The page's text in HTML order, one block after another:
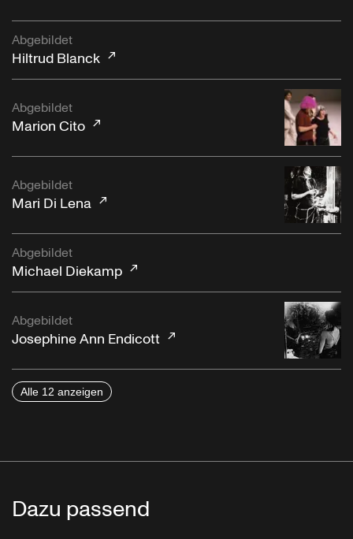
Abgebildet
Hiltrud Blanck
Abgebildet
Marion Cito
Abgebildet
Mari Di Lena
Abgebildet
Michael Diekamp
Abgebildet
Josephine Ann Endicott
Alle 12 anzeigen
Dazu passend